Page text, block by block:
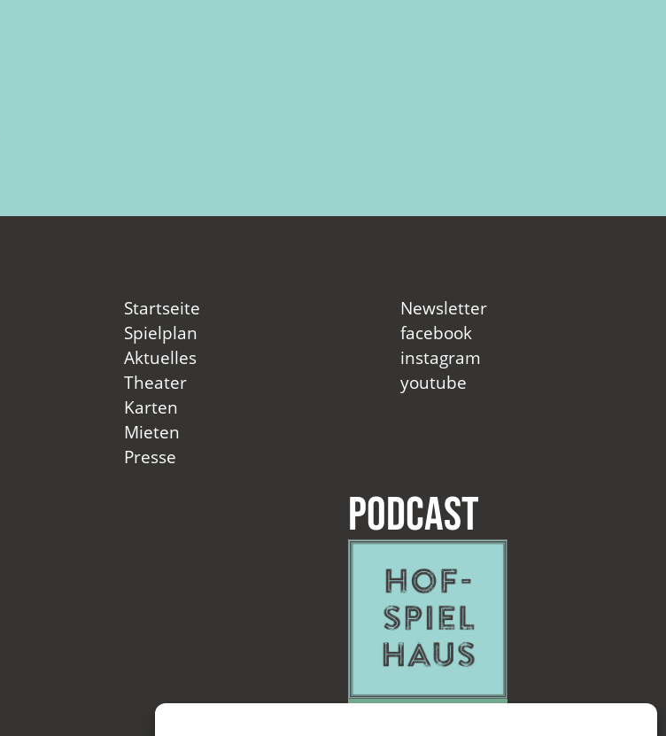
Startseite
Spielplan
Aktuelles
Theater
Karten
Mieten
Presse
Newsletter
facebook
instagram
youtube
Podcast